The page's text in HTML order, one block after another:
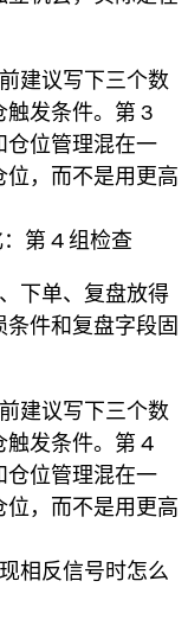
建议写下三个数
触发条件。第 3
仓位管理混在一
，而不是用更高
第 4 组检查
下单、复盘放得
件和复盘字段固
建议写下三个数
触发条件。第 4
仓位管理混在一
，而不是用更高
相反信号时怎么